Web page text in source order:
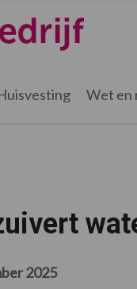
Wet en
2025